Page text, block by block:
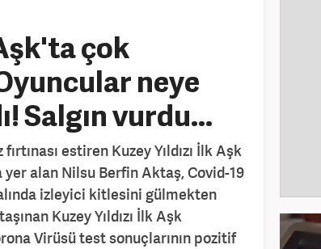
çok
neye
Salgın vurdu...
estiren Kuzey Yıldızı İlk Aşk
alan Nilsu Berfin Aktaş, Covid-19
izleyici kitlesini gülmekten
Kuzey Yıldızı İlk Aşk
Virüsü test sonuçlarının pozitif